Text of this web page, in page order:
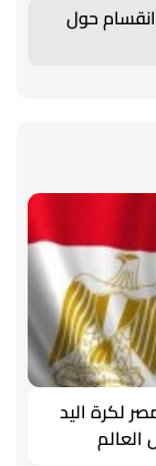
حول
لكرة اليد